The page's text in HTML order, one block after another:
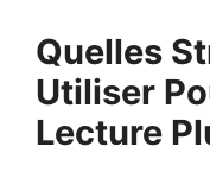
Quelles
Utiliser
Lecture